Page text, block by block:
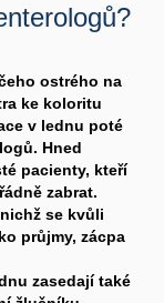
ostrého na
ke koloritu
v lednu poté
Hned
pacienty, kteří
zabrat.
se kvůli
průjmy, zácpa
zasedají také